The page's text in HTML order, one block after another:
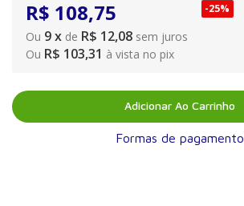
R$ 108,75
Ou 9x de R$ 12,08 sem juros
-25%
Ou R$ 103,31 à vista no pix
Adicionar Ao Carrinho
Formas de pagamento